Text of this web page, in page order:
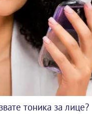
тоника за лице?